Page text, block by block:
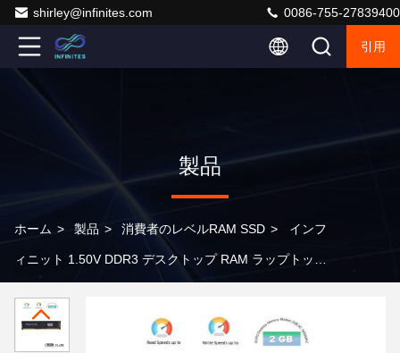
shirley@infinites.com 0086-755-27839400
引用
製品
ホーム > 製品 > 消費者のレベルRAM SSD > インフ
ィニット 1.50V DDR3 デスクトップ RAM ラップトップ